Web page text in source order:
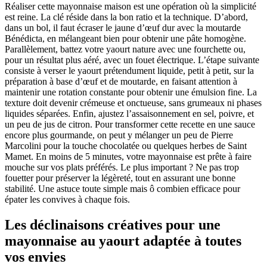
Réaliser cette mayonnaise maison est une opération où la simplicité
est reine. La clé réside dans la bon ratio et la technique. D’abord,
dans un bol, il faut écraser le jaune d’œuf dur avec la moutarde
Bénédicta, en mélangeant bien pour obtenir une pâte homogène.
Parallèlement, battez votre yaourt nature avec une fourchette ou,
pour un résultat plus aéré, avec un fouet électrique. L’étape suivante
consiste à verser le yaourt prétendument liquide, petit à petit, sur la
préparation à base d’œuf et de moutarde, en faisant attention à
maintenir une rotation constante pour obtenir une émulsion fine. La
texture doit devenir crémeuse et onctueuse, sans grumeaux ni phases
liquides séparées. Enfin, ajustez l’assaisonnement en sel, poivre, et
un peu de jus de citron. Pour transformer cette recette en une sauce
encore plus gourmande, on peut y mélanger un peu de Pierre
Marcolini pour la touche chocolatée ou quelques herbes de Saint
Mamet. En moins de 5 minutes, votre mayonnaise est prête à faire
mouche sur vos plats préférés. Le plus important ? Ne pas trop
fouetter pour préserver la légèreté, tout en assurant une bonne
stabilité. Une astuce toute simple mais ô combien efficace pour
épater les convives à chaque fois.
Les déclinaisons créatives pour une
mayonnaise au yaourt adaptée à toutes
vos envies